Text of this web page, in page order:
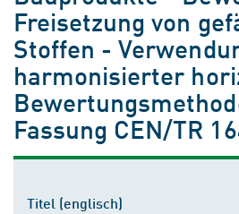
Freisetzung von
Stoffen -
harmonisierter
Fassung CEN/TR
Titel (englisch)